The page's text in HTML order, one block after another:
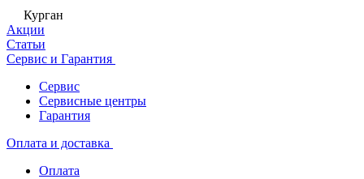
Курган
Акции
Статьи
Сервис и Гарантия
Сервис
Сервисные центры
Гарантия
Оплата и доставка
Оплата